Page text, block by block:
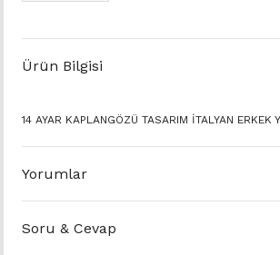
Ürün Bilgisi
14 AYAR KAPLANGÖZÜ TASARIM İTALYAN ERKEK
Yorumlar
Soru & Cevap